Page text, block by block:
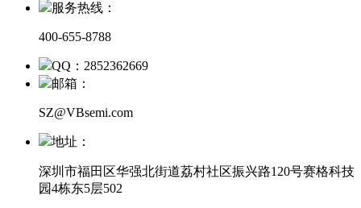
服务热线：
400-655-8788
QQ：2852362669
邮箱：
SZ@VBsemi.com
地址：
深圳市福田区华强北街道荔村社区振兴路120号赛格科技
园4栋东5层502